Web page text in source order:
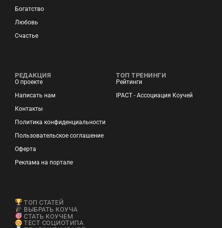
Богатство
Любовь
Счастье
РЕДАКЦИЯ
О проекте
Написать нам
Контакты
Политика конфиденциальности
Пользовательское соглашение
Оферта
Реклама на портале
ТОП ТРЕНИНГИ
Рейтинги
IPACT - Ассоциация Коучей
ТОП СТАТЕЙ
ВЫБРАТЬ КОУЧА
СТАТЬ КОУЧЕМ
ТЕСТ СОЦИОТИПА